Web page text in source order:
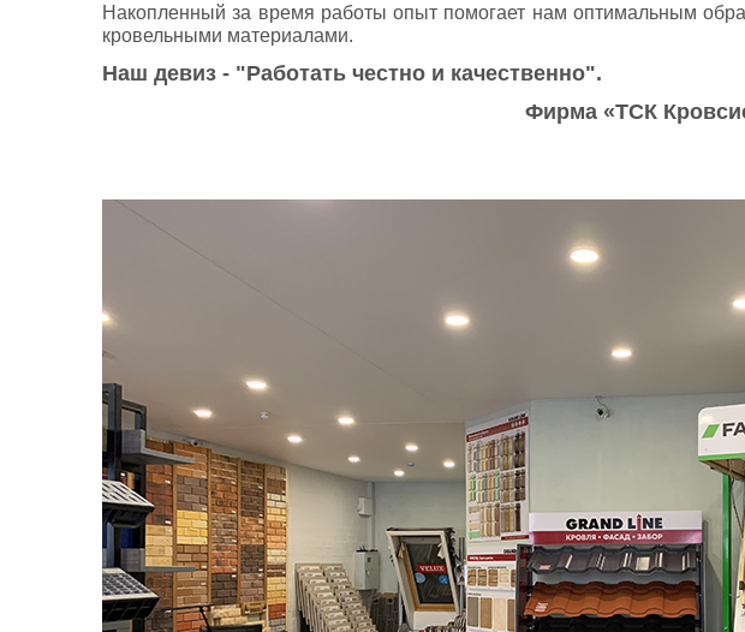
Накопленный за время работы опыт помогает нам оптимальным
кровельными материалами.
Наш девиз - "Работать честно и качественно".
Фирма «ТСК